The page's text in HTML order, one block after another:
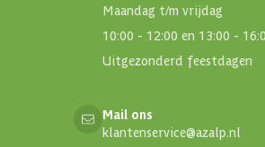
Maandag t/m vrijdag
10:00 - 12:00 en 13:00 -
Uitgezonderd feestdagen
Mail ons
klantenservice@azalp.nl